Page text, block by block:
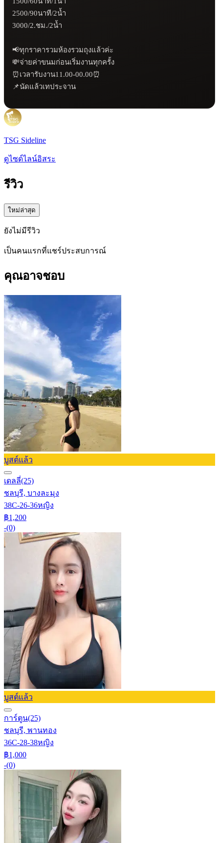
2500/90นาที/2น้ำ
3000/2.ชม./2น้ำ
📢ทุกราคารวมห้องรวมถุงแล้วค่ะ
💸จ่ายค่าขนมก่อนเริ่มงานทุกครั้ง
⏰เวลารับงาน11.00-00.00⏰
📌นัดแล้วเทประจาน
TSG Sideline
ดูไซด์ไลน์อิสระ
รีวิว
ใหม่ล่าสุด
ยังไม่มีรีวิว
เป็นคนแรกที่แชร์ประสบการณ์
คุณอาจชอบ
บูสต์แล้ว
เดลลี่(25)
ชลบุรี, บางละมุง
38C-26-36หญิง
฿1,200
-(0)
บูสต์แล้ว
การ์ตูน(25)
ชลบุรี, พานทอง
36C-28-38หญิง
฿1,000
-(0)